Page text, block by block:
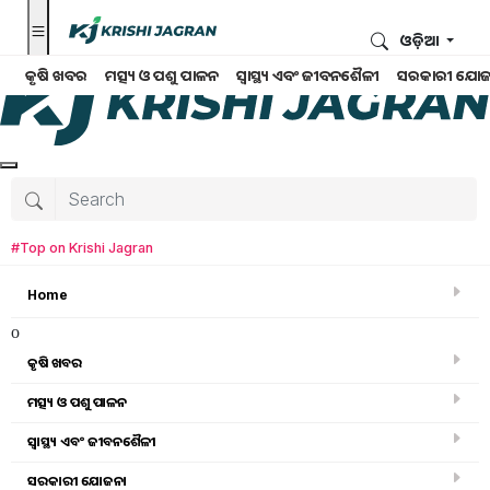
କୃଷି ଖବର ମତ୍ସ୍ୟ ଓ ପଶୁ ପାଳନ ସ୍ୱାସ୍ଥ୍ୟ ଏବଂ ଜୀବନଶୈଳୀ ସରକାରୀ
ଓଡ଼ିଆ
#Top on Krishi Jagran
Home
o
କୃଷି ଖବର
ମତ୍ସ୍ୟ ଓ ପଶୁ ପାଳନ
ସ୍ୱାସ୍ଥ୍ୟ ଏବଂ ଜୀବନଶୈଳୀ
ସରକାରୀ ଯୋଜନା
Search for:
Profitable Business